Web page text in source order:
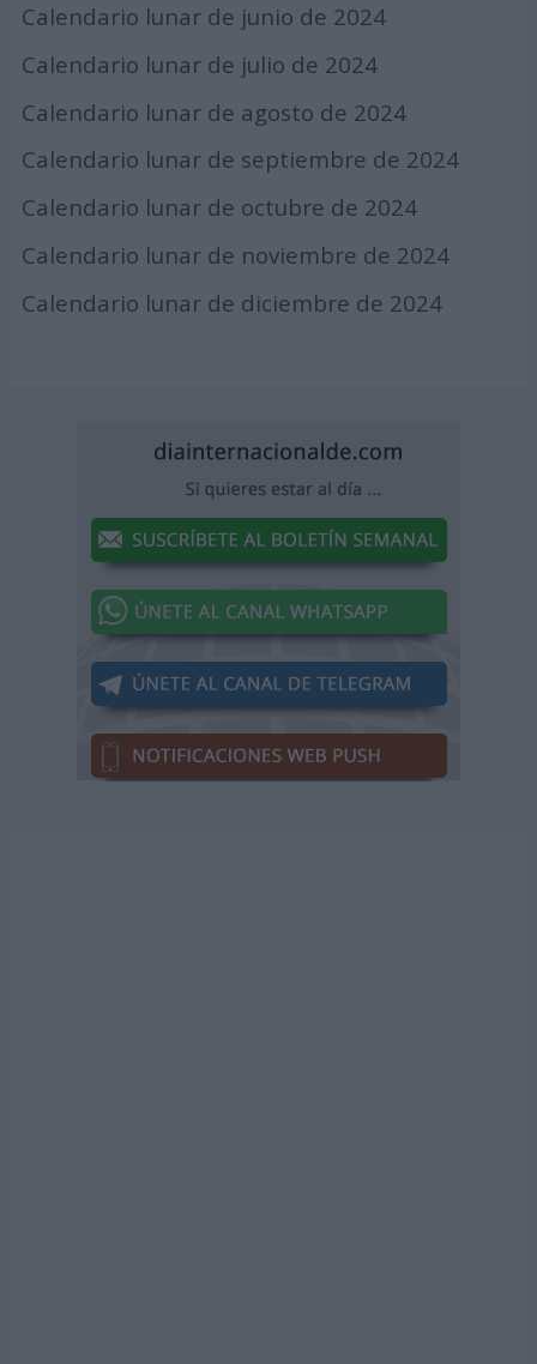
Calendario lunar de junio de 2024
Calendario lunar de julio de 2024
Calendario lunar de agosto de 2024
Calendario lunar de septiembre de 2024
Calendario lunar de octubre de 2024
Calendario lunar de noviembre de 2024
Calendario lunar de diciembre de 2024